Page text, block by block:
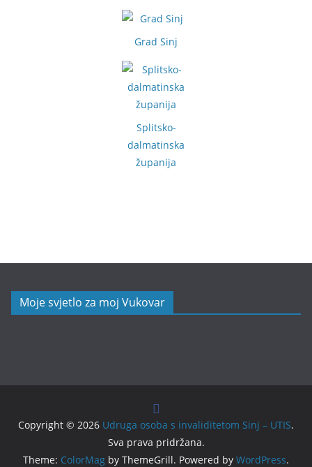
Grad Sinj
Splitsko-
dalmatinska
županija
Moje svjetlo za moj Vukovar
Copyright © 2026 Udruga osoba s invaliditetom Sinj – UTIS.
Sva prava pridržana.
Theme: ColorMag by ThemeGrill. Powered by WordPress.